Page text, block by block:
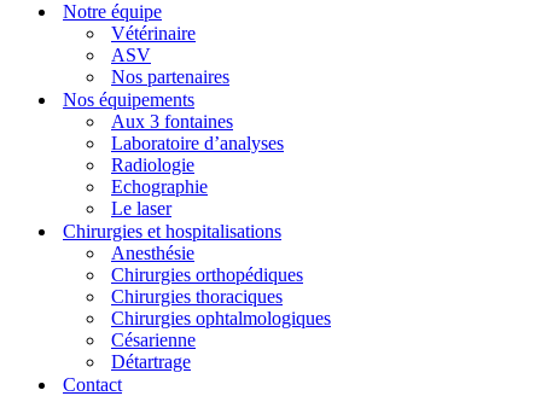
Notre équipe
Vétérinaire
ASV
Nos partenaires
Nos équipements
Aux 3 fontaines
Laboratoire d’analyses
Radiologie
Echographie
Le laser
Chirurgies et hospitalisations
Anesthésie
Chirurgies orthopédiques
Chirurgies thoraciques
Chirurgies ophtalmologiques
Césarienne
Détartrage
Contact